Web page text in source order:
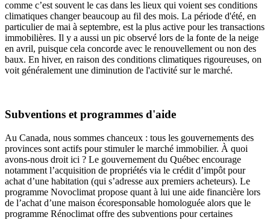
comme c’est souvent le cas dans les lieux qui voient ses conditions
climatiques changer beaucoup au fil des mois. La période d'été, en
particulier de mai à septembre, est la plus active pour les transactions
immobilières. Il y a aussi un pic observé lors de la fonte de la neige
en avril, puisque cela concorde avec le renouvellement ou non des
baux. En hiver, en raison des conditions climatiques rigoureuses, on
voit généralement une diminution de l'activité sur le marché.
Subventions et programmes d'aide
Au Canada, nous sommes chanceux : tous les gouvernements des
provinces sont actifs pour stimuler le marché immobilier. À quoi
avons-nous droit ici ? Le gouvernement du Québec encourage
notamment l’acquisition de propriétés via le crédit d’impôt pour
achat d’une habitation (qui s’adresse aux premiers acheteurs). Le
programme Novoclimat propose quant à lui une aide financière lors
de l’achat d’une maison écoresponsable homologuée alors que le
programme Rénoclimat offre des subventions pour certaines